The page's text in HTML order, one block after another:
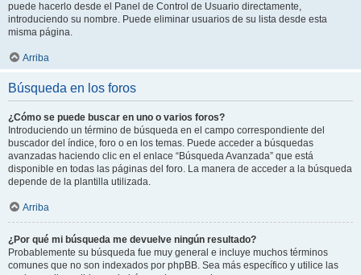
puede hacerlo desde el Panel de Control de Usuario directamente,
introduciendo su nombre. Puede eliminar usuarios de su lista desde esta
misma página.
Arriba
Búsqueda en los foros
¿Cómo se puede buscar en uno o varios foros?
Introduciendo un término de búsqueda en el campo correspondiente del
buscador del índice, foro o en los temas. Puede acceder a búsquedas
avanzadas haciendo clic en el enlace “Búsqueda Avanzada” que está
disponible en todas las páginas del foro. La manera de acceder a la búsqueda
depende de la plantilla utilizada.
Arriba
¿Por qué mi búsqueda me devuelve ningún resultado?
Probablemente su búsqueda fue muy general e incluye muchos términos
comunes que no son indexados por phpBB. Sea más específico y utilice las